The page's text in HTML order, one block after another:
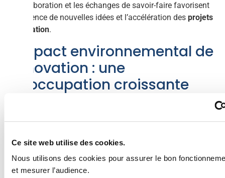
Ce site web utilise des cookies.
Nous utilisons des cookies pour assurer le bon
et mesurer l’audience.
La collaboration et les échanges de savoir-faire favorisent
l’émergence de nouvelles idées et l’accélération des projets
d’innovation.
L’impact environnemental de
l’innovation : une
préoccupation croissante
(36%) ou de l’utilisation des biens et services (34%). Cette
prise en compte des enjeux environnementaux est un signe
encourageant pour undéveloppement